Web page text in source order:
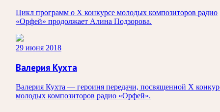
Цикл программ о X конкурсе молодых композиторов радио
«Орфей» продолжает Алина Подзорова.
29 июня 2018
Валерия Кухта
Валерия Кухта — героиня передачи, посвященной X
молодых композиторов радио «Орфей».